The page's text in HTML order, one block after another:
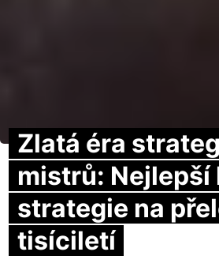
Zlatá éra
mistrů: Nejlepší
strategie na
tisíciletí